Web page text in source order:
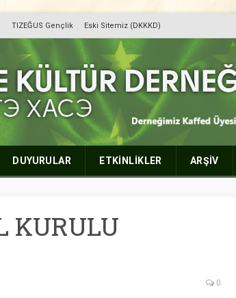
TIZEĞUS Gençlik Eski Sitemiz (DKKKD)
DUYURULAR ETKİNLİKLER ARŞİV
KURULU
0